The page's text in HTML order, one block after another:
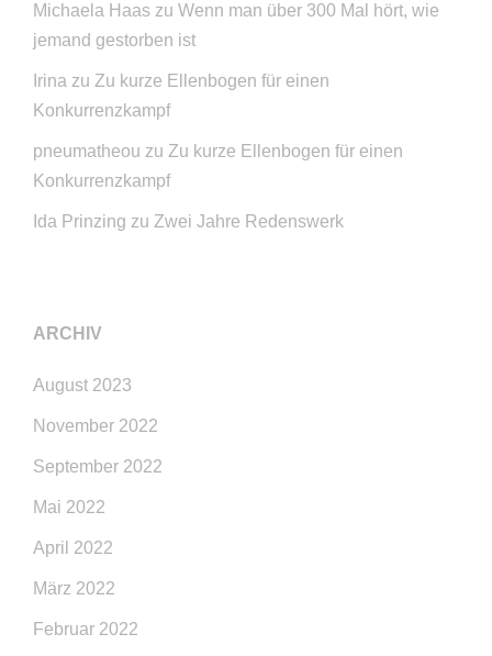
Michaela Haas zu Wenn man über 300 Mal hört, wie
jemand gestorben ist
Irina zu Zu kurze Ellenbogen für einen
Konkurrenzkampf
pneumatheou zu Zu kurze Ellenbogen für einen
Konkurrenzkampf
Ida Prinzing zu Zwei Jahre Redenswerk
ARCHIV
August 2023
November 2022
September 2022
Mai 2022
April 2022
März 2022
Februar 2022